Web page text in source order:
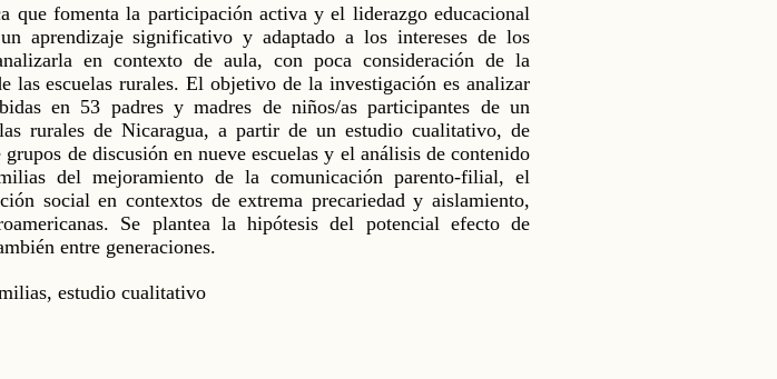
que fomenta la participación activa y el liderazgo educacional
aprendizaje significativo y adaptado a los intereses de los
en contexto de aula, con poca consideración de la
escuelas rurales. El objetivo de la investigación es analizar
en 53 padres y madres de niños/as participantes de un
rurales de Nicaragua, a partir de un estudio cualitativo, de
de discusión en nueve escuelas y el análisis de contenido
del mejoramiento de la comunicación parento-filial, el
social en contextos de extrema precariedad y aislamiento,
Se plantea la hipótesis del potencial efecto de
entre generaciones.
estudio cualitativo